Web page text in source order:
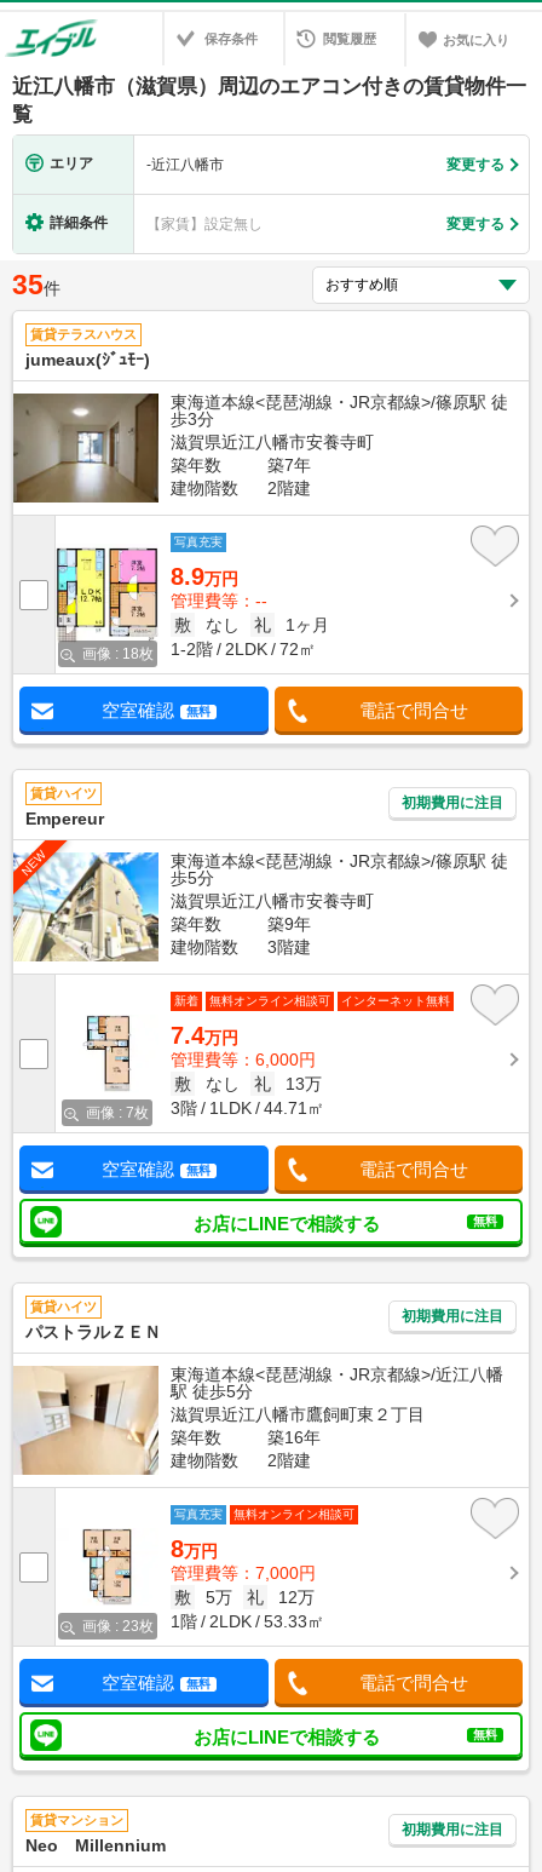
保存条件 閲覧履歴 お気に入り
近江八幡市（滋賀県）周辺のエアコン付きの賃貸物件一
覧
エリア -近江八幡市 変更する
詳細条件 【家賃】設定無し 変更する
35件
賃貸テラスハウス
jumeaux(ｼﾞｭﾓｰ)
東海道本線<琵琶湖線・JR京都線>/篠原駅 徒
歩3分
滋賀県近江八幡市安養寺町
築年数
築7年
建物階数
2階建
画像 : 18枚
写真充実
8.9万円
管理費等：--
敷
なし 礼
1ヶ月
1-2階
2LDK 72㎡
空室確認 無料 電話で問合せ
賃貸ハイツ
Empereur
初期費用に注目
NEW
東海道本線<琵琶湖線・JR京都線>/篠原駅 徒
歩5分
滋賀県近江八幡市安養寺町
築年数
築9年
建物階数
3階建
画像 : 7枚
新着 無料オンライン相談可 インターネット無料
7.4万円
管理費等：6,000円
敷
なし 礼
13万
3階
1LDK 44.71㎡
空室確認 無料 電話で問合せ
お店にLINEで相談する 無料
賃貸ハイツ
パストラルＺＥＮ
初期費用に注目
東海道本線<琵琶湖線・JR京都線>/近江八幡
駅 徒歩5分
滋賀県近江八幡市鷹飼町東２丁目
築年数
築16年
建物階数
2階建
画像 : 23枚
写真充実 無料オンライン相談可
8万円
管理費等：7,000円
敷
5万 礼
12万
1階
2LDK 53.33㎡
空室確認 無料 電話で問合せ
お店にLINEで相談する 無料
賃貸マンション
Neo Millennium
初期費用に注目